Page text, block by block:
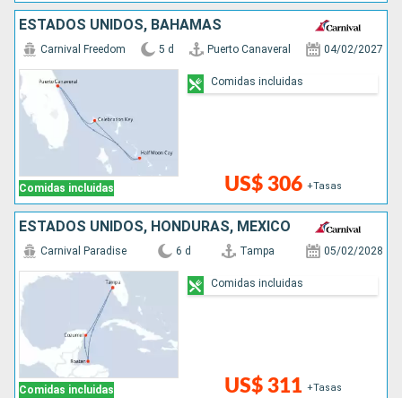
ESTADOS UNIDOS, BAHAMAS
Comidas incluidas
Carnival Freedom 5 d Puerto Canaveral 04/02/2027
US$ 306 +Tasas
Comidas incluidas
ESTADOS UNIDOS, HONDURAS, MÉXICO
Comidas incluidas
Carnival Paradise 6 d Tampa 05/02/2028
US$ 311 +Tasas
Comidas incluidas